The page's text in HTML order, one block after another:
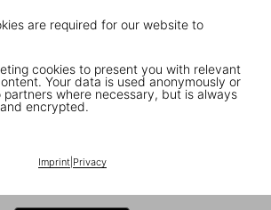
are required for our website to
cookies to present you with relevant
Your data is used anonymously or
partners where necessary, but is always
encrypted.
Imprint| Privacy
NEW XL
Schiffmacher’s Private
US$ 100